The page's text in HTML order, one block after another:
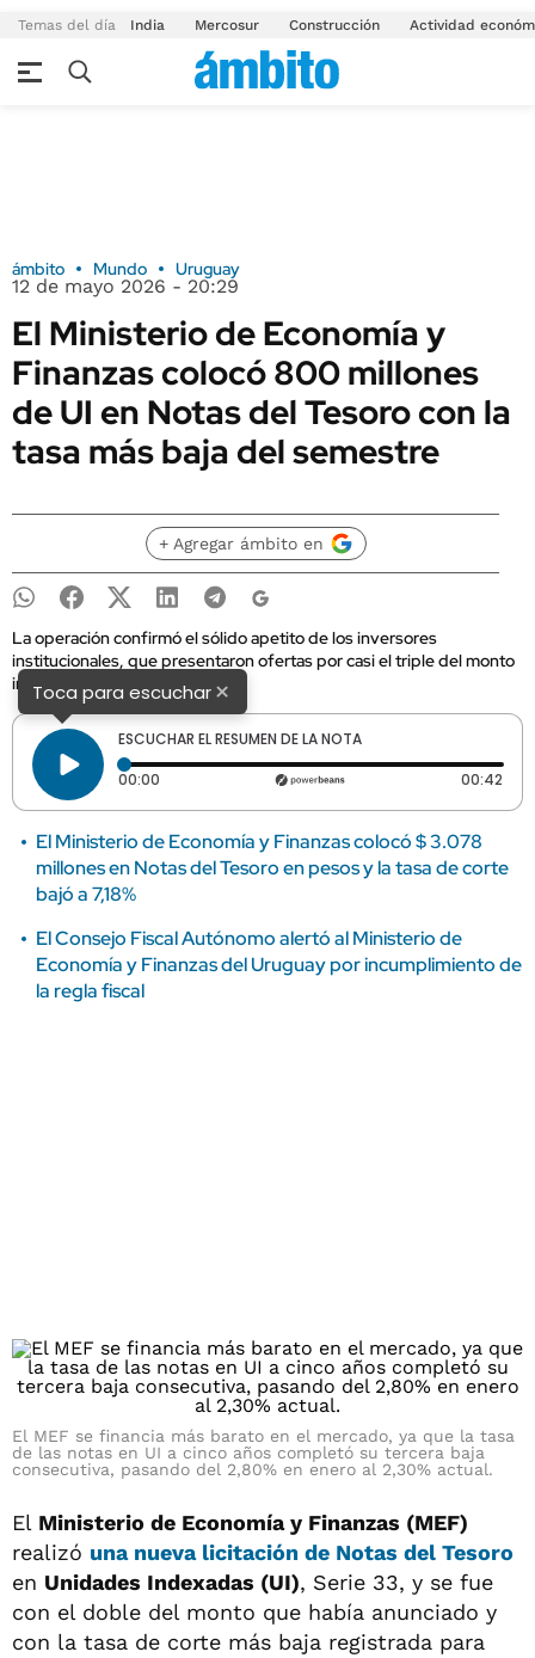
Temas del día India Mercosur Construcción Actividad
ámbito Mundo Uruguay
12 de mayo 2026 - 20:29
El Ministerio de Economía y
Finanzas colocó 800 millones
de UI en Notas del Tesoro con la
tasa más baja del semestre
+ Agregar ámbito en
La operación confirmó el sólido apetito de los inversores
institucionales, que presentaron ofertas por casi el triple del monto
inicial.Toca para escuchar×
ESCUCHAR EL RESUMEN DE LA NOTA
00:00 Tiempo transcurrido: 0 segundos 00:42
El Ministerio de Economía y Finanzas colocó $ 3.078
millones en Notas del Tesoro en pesos y la tasa de corte
bajó a 7,18%
El Consejo Fiscal Autónomo alertó al Ministerio de
Economía y Finanzas del Uruguay por incumplimiento de
la regla fiscal
El MEF se financia más barato en el mercado, ya que la tasa
de las notas en UI a cinco años completó su tercera baja
consecutiva, pasando del 2,80% en enero al 2,30% actual.
El Ministerio de Economía y Finanzas (MEF)
realizó una nueva licitación de Notas del Tesoro
en Unidades Indexadas (UI), Serie 33, y se fue
con el doble del monto que había anunciado y
con la tasa de corte más baja registrada para